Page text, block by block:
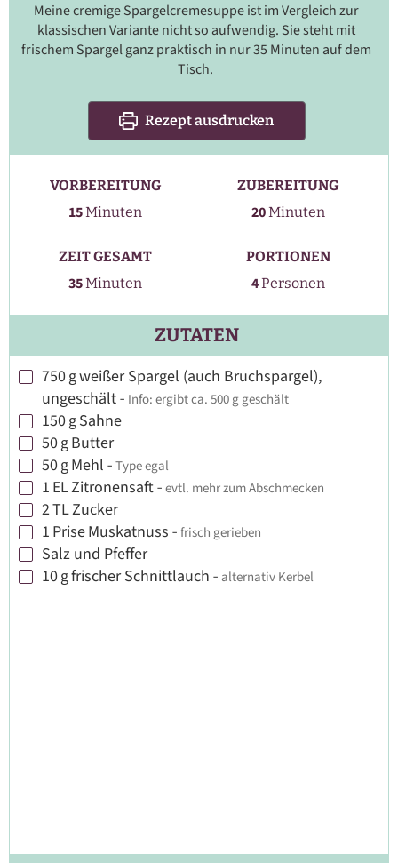
Meine cremige Spargelcremesuppe ist im Vergleich zur
klassischen Variante nicht so aufwendig. Sie steht mit
frischem Spargel ganz praktisch in nur 35 Minuten auf dem
Tisch.
Rezept ausdrucken
VORBEREITUNG
15Minuten
Minuten
ZUBEREITUNG
20Minuten
Minuten
ZEIT GESAMT
35Minuten
Minuten
PORTIONEN
4Personen
ZUTATEN
▢
750gweißer Spargel (auch Bruchspargel),
ungeschält - Info: ergibt ca. 500 g geschält
▢
150gSahne
▢
50gButter
▢
50gMehl - Type egal
▢
1 ELZitronensaft - evtl. mehr zum Abschmecken
▢
2TLZucker
▢
1 PriseMuskatnuss - frisch gerieben
▢
Salz und Pfeffer
▢
10gfrischer Schnittlauch - alternativ Kerbel